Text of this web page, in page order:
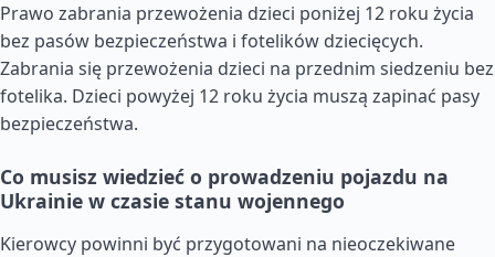
Prawo zabrania przewożenia dzieci poniżej 12 roku życia
bez pasów bezpieczeństwa i fotelików dziecięcych.
Zabrania się przewożenia dzieci na przednim siedzeniu bez
fotelika. Dzieci powyżej 12 roku życia muszą zapinać pasy
bezpieczeństwa.
Co musisz wiedzieć o prowadzeniu pojazdu na
Ukrainie w czasie stanu wojennego
Kierowcy powinni być przygotowani na nieoczekiwane